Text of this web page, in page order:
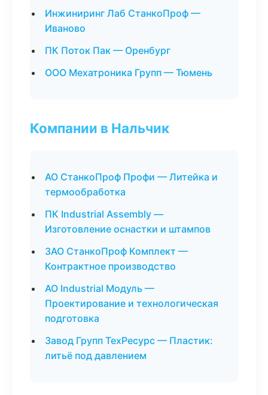
Инжиниринг Лаб СтанкоПроф —
Иваново
ПК Поток Пак — Оренбург
ООО Мехатроника Групп — Тюмень
Компании в Нальчик
АО СтанкоПроф Профи — Литейка и
термообработка
ПК Industrial Assembly —
Изготовление оснастки и штампов
ЗАО СтанкоПроф Комплект —
Контрактное производство
АО Industrial Модуль —
Проектирование и технологическая
подготовка
Завод Групп ТехРесурс — Пластик:
литьё под давлением